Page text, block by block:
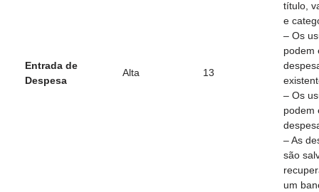
Entrada de
Despesa
Alta 13
título,
e
– Os
podem
– Os
podem
– As
são
um